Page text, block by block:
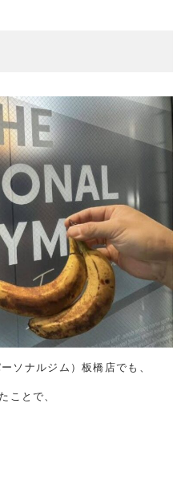
ソナルジム）板橋店でも、
ことで、